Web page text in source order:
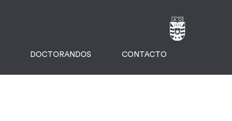
DOCTORANDOS CONTACTO